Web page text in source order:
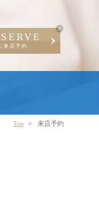
来店予約
Top 来店予約